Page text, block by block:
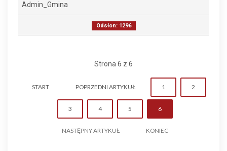
Admin_Gmina
Odsłon: 1296
Strona 6 z 6
START POPRZEDNI ARTYKUŁ 1 2
3 4 5 6
NASTĘPNY ARTYKUŁ KONIEC